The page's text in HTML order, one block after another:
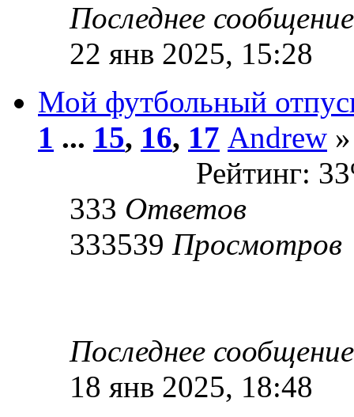
Последнее
22 янв 2025, 15:28
Мой футбольный
1 ... 15, 16, 17 Andrew
Рейтинг:
333 Ответов
333539 Просмотров
Последнее
18 янв 2025, 18:48